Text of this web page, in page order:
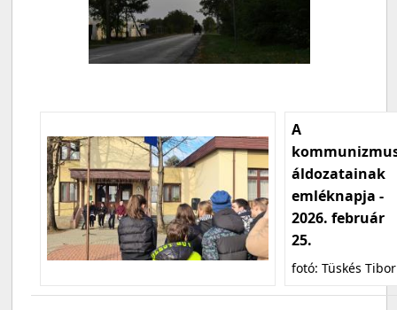
A
áldozatainak
emléknapja -
2026. február
25.
fotó: Tüskés Tibor